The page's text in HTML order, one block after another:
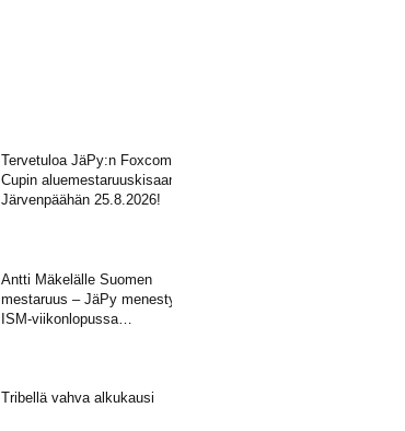
Tervetuloa JäPy:n Foxcomp
Cupin aluemestaruuskisaan
Järvenpäähän 25.8.2026!
Antti Mäkelälle Suomen
mestaruus – JäPy menestyi
ISM-viikonlopussa
Tribellä vahva alkukausi